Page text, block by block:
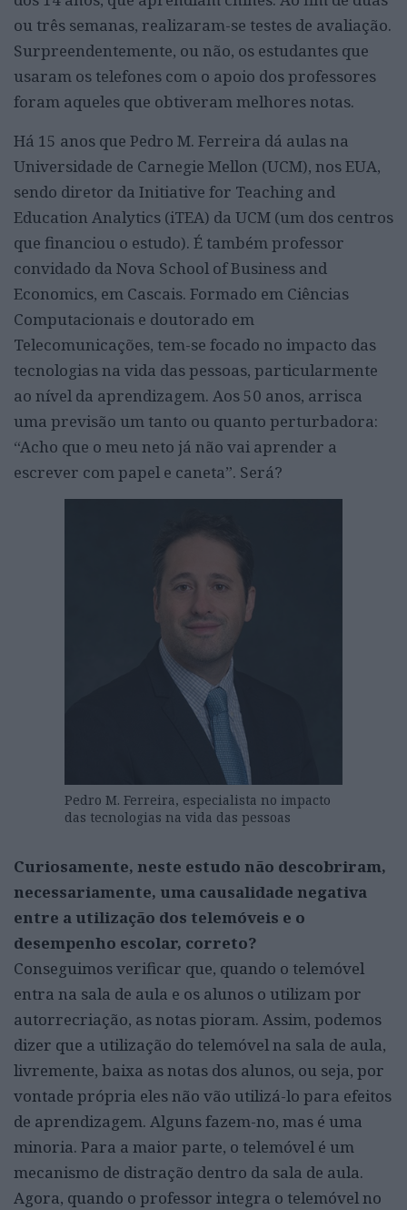
ou três semanas, realizaram-se testes de avaliação.
Surpreendentemente, ou não, os estudantes que
usaram os telefones com o apoio dos professores
foram aqueles que obtiveram melhores notas.
Há 15 anos que Pedro M. Ferreira dá aulas na
Universidade de Carnegie Mellon (UCM), nos EUA,
sendo diretor da Initiative for Teaching and
Education Analytics (iTEA) da UCM (um dos centros
que financiou o estudo). É também professor
convidado da Nova School of Business and
Economics, em Cascais. Formado em Ciências
Computacionais e doutorado em
Telecomunicações, tem-se focado no impacto das
tecnologias na vida das pessoas, particularmente
ao nível da aprendizagem. Aos 50 anos, arrisca
uma previsão um tanto ou quanto perturbadora:
“Acho que o meu neto já não vai aprender a
escrever com papel e caneta”. Será?
Pedro M. Ferreira, especialista no impacto
das tecnologias na vida das pessoas
Curiosamente, neste estudo não descobriram,
necessariamente, uma causalidade negativa
entre a utilização dos telemóveis e o
desempenho escolar, correto?
Conseguimos verificar que, quando o telemóvel
entra na sala de aula e os alunos o utilizam por
autorrecriação, as notas pioram. Assim, podemos
dizer que a utilização do telemóvel na sala de aula,
livremente, baixa as notas dos alunos, ou seja, por
vontade própria eles não vão utilizá-lo para efeitos
de aprendizagem. Alguns fazem-no, mas é uma
minoria. Para a maior parte, o telemóvel é um
mecanismo de distração dentro da sala de aula.
Agora, quando o professor integra o telemóvel no